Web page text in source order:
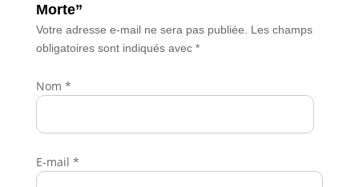
Morte”
Votre adresse e-mail ne sera pas publiée.
Les champs
obligatoires sont indiqués avec *
Nom *
E-mail *